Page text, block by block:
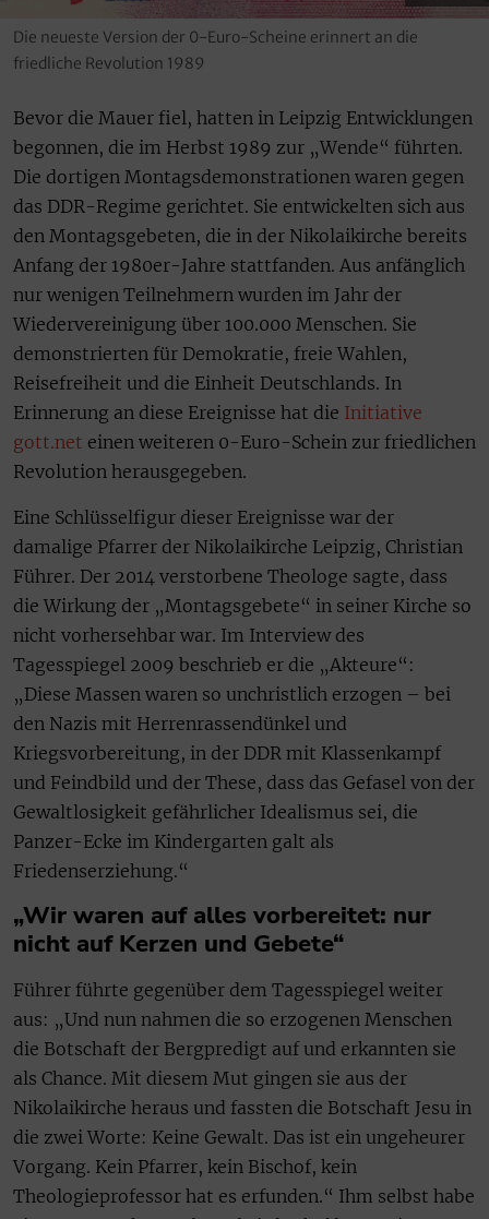
Die neueste Version der 0-Euro-Scheine erinnert an die
friedliche Revolution 1989
Bevor die Mauer fiel, hatten in Leipzig Entwicklungen
begonnen, die im Herbst 1989 zur „Wende“ führten.
Die dortigen Montagsdemonstrationen waren gegen
das DDR-Regime gerichtet. Sie entwickelten sich aus
den Montagsgebeten, die in der Nikolaikirche bereits
Anfang der 1980er-Jahre stattfanden. Aus anfänglich
nur wenigen Teilnehmern wurden im Jahr der
Wiedervereinigung über 100.000 Menschen. Sie
demonstrierten für Demokratie, freie Wahlen,
Reisefreiheit und die Einheit Deutschlands. In
Erinnerung an diese Ereignisse hat die Initiative
gott.net einen weiteren 0-Euro-Schein zur friedlichen
Revolution herausgegeben.
Eine Schlüsselfigur dieser Ereignisse war der
damalige Pfarrer der Nikolaikirche Leipzig, Christian
Führer. Der 2014 verstorbene Theologe sagte, dass
die Wirkung der „Montagsgebete“ in seiner Kirche so
nicht vorhersehbar war. Im Interview des
Tagesspiegel 2009 beschrieb er die „Akteure“:
„Diese Massen waren so unchristlich erzogen – bei
den Nazis mit Herrenrassendünkel und
Kriegsvorbereitung, in der DDR mit Klassenkampf
und Feindbild und der These, dass das Gefasel von der
Gewaltlosigkeit gefährlicher Idealismus sei, die
Panzer-Ecke im Kindergarten galt als
Friedenserziehung.“
„Wir waren auf alles vorbereitet: nur
nicht auf Kerzen und Gebete“
Führer führte gegenüber dem Tagesspiegel weiter
aus: „Und nun nahmen die so erzogenen Menschen
die Botschaft der Bergpredigt auf und erkannten sie
als Chance. Mit diesem Mut gingen sie aus der
Nikolaikirche heraus und fassten die Botschaft Jesu in
die zwei Worte: Keine Gewalt. Das ist ein ungeheurer
Vorgang. Kein Pfarrer, kein Bischof, kein
Theologieprofessor hat es erfunden.“ Ihm selbst habe